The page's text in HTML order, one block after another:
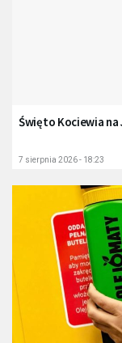
Święto Kociewia na
7 sierpnia 2026 - 18:23